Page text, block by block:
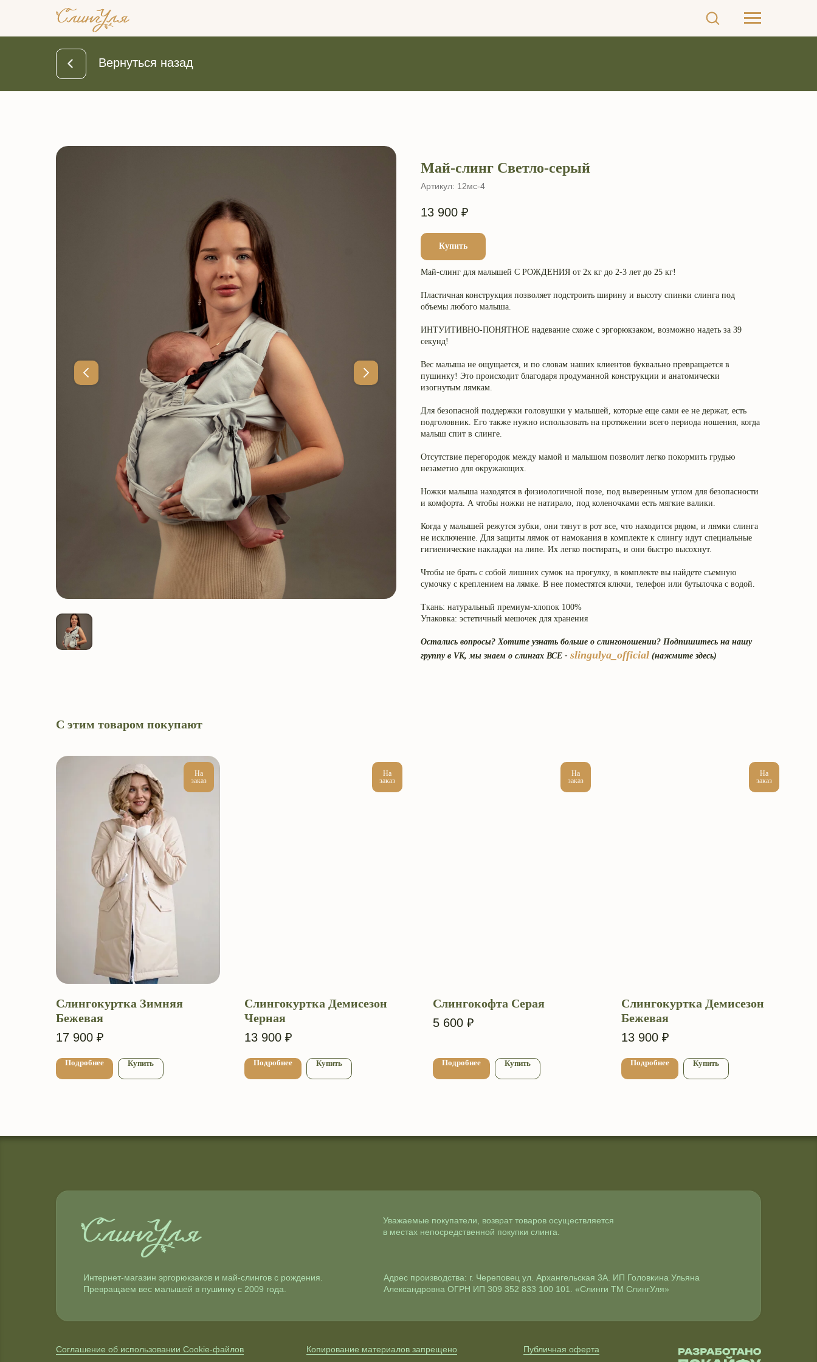
Вернуться назад
Май-слинг Светло-серый
Артикул: 12мс-4
13 900 ₽
Купить
Май-слинг для малышей С РОЖДЕНИЯ от 2х кг до 2-3 лет до 25 кг!
Пластичная конструкция позволяет подстроить ширину и высоту спинки слинга под
объемы любого малыша.
ИНТУИТИВНО-ПОНЯТНОЕ надевание схоже с эргорюкзаком, возможно надеть за 39
секунд!
Вес малыша не ощущается, и по словам наших клиентов буквально превращается в
пушинку! Это происходит благодаря продуманной конструкции и анатомически
изогнутым лямкам.
Для безопасной поддержки головушки у малышей, которые еще сами ее не держат, есть
подголовник. Его также нужно использовать на протяжении всего периода ношения, когда
малыш спит в слинге.
Отсутствие перегородок между мамой и малышом позволит легко покормить грудью
незаметно для окружающих.
Ножки малыша находятся в физиологичной позе, под выверенным углом для безопасности
и комфорта. А чтобы ножки не натирало, под коленочками есть мягкие валики.
Когда у малышей режутся зубки, они тянут в рот все, что находится рядом, и лямки слинга
не исключение. Для защиты лямок от намокания в комплекте к слингу идут специальные
гигиенические накладки на липе. Их легко постирать, и они быстро высохнут.
Чтобы не брать с собой лишних сумок на прогулку, в комплекте вы найдете съемную
сумочку с креплением на лямке. В нее поместятся ключи, телефон или бутылочка с водой.
Ткань: натуральный премиум-хлопок 100%
Упаковка: эстетичный мешочек для хранения
Остались вопросы? Хотите узнать больше о слингоношении? Подпишитесь на нашу
группу в VK, мы знаем о слингах ВСЕ - slingulya_official (нажмите здесь)
С этим товаром покупают
На
заказ
Слингокуртка Зимняя
Бежевая
17 900 ₽
Подробнее Купить
На
заказ
Слингокуртка Демисезон
Черная
13 900 ₽
Подробнее Купить
На
заказ
Слингокофта Серая
5 600 ₽
Подробнее Купить
На
заказ
Слингокуртка Демисезон
Бежевая
13 900 ₽
Подробнее Купить
Уважаемые покупатели, возврат товаров осуществляется
в местах непосредственной покупки слинга.
Адрес производства: г. Череповец ул. Архангельская 3А. ИП Головкина Ульяна
Александровна ОГРН ИП 309 352 833 100 101. «Слинги ТМ СлингУля»
Публичная оферта
Копирование материалов запрещено
Интернет-магазин эргорюкзаков и май-слингов с рождения.
Превращаем вес малышей в пушинку с 2009 года.
Соглашение об использовании Cookie-файлов